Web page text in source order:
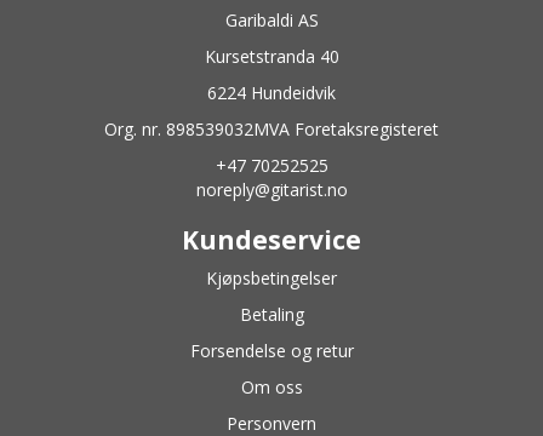
Garibaldi AS
Kursetstranda 40
6224 Hundeidvik
Org. nr. 898539032MVA Foretaksregisteret
+47 70252525
noreply@gitarist.no
Kundeservice
Kjøpsbetingelser
Betaling
Forsendelse og retur
Om oss
Personvern